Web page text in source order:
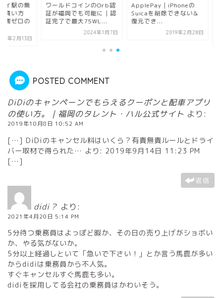
ルドコインのOrb認
福岡でも可能に｜認
了で最大75WL...
ApplePay｜iPhoneの
Suicaを削除できない&
復元でき...
2019年2月28日
高輪ゲートウェイ駅
人コンビニでの買い
は？｜万引き被害ゼ
時...
POSTED COMMENT
DiDiのキャンペーンでもらえるクーポンと配車アプリ
の使い方。｜福岡のタレント・ハル公式サイト より:
2019年10月8日 10:52 AM
[…] DiDiのキャンセル料はいくら？有責無責ルールとドライ
バー取材で得られた… より: 2019年9月14日 11:23 PM
[…]
返信
didi？ より:
2021年4月20日 5:14 PM
5分待つ乗務員はよっぽど暇か、その日の売り上げがショボい
か、やる気がないか。
5分以上経過しといて「急いで下さい！」とか言う馬鹿が多い
からdidiは乗務員から不人気。
すぐキャンセルすぐ馬鹿も多い。
didiを採用してる会社の乗務員はかわいそう。